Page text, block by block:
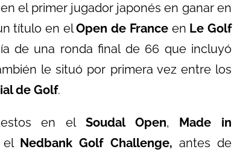
el primer jugador japonés en ganar en
título en elOpen de Franceen Le Golf
de una ronda final de 66 que incluyó
le situó por primera vez entre los
de Golf.
en el Soudal Open, Made in
el Nedbank Golf Challenge, antes de